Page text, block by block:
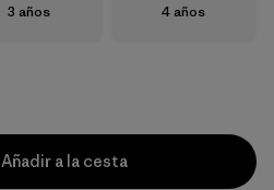
Talla
3 años Talla
4 años
Añadir a la cesta